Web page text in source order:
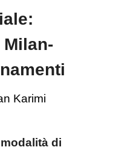
Karimi
di